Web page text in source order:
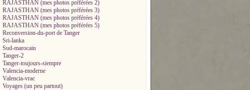
RAJASTHAN (mes photos préférées 2)
RAJASTHAN (mes photos préférées 3)
RAJASTHAN (mes photos préférées 4)
RAJASTHAN (mes photos préférées 5)
Reconversion-du-port de Tanger
Sri-lanka
Sud-marocain
Tanger-2
Tanger-toujours-siempre
Valencia-moderne
Valencia-vrac
Voyages (un peu partout)